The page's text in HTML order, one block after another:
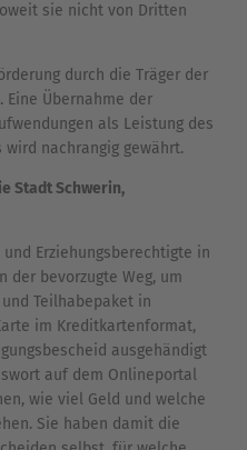
sie nicht von Dritten
durch die Träger der
Eine Übernahme der
als Leistung des
nachrangig gewährt.
Stadt Schwerin,
Erziehungsberechtigte in
der bevorzugte Weg, um
Teilhabepaket in
im Kreditkartenformat,
ausgehändigt
auf dem Onlineportal
wie viel Geld und welche
Sie haben damit die